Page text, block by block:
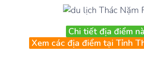
Chi tiết địa điểm
Xem các địa điểm tại Tỉnh